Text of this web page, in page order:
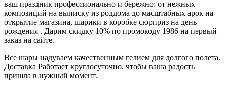
ваш праздник профессионально и бережно: от нежных
композиций на выписку из роддома до масштабных арок на
открытие магазина, шарики в коробке сюрприз на день
рождения . Дарим скидку 10% по промокоду 1986 на первый
заказ на сайте.
Все шары надуваем качественным гелием для долгого полета.
Доставка Работает круглосуточно, чтобы ваша радость
пришла в нужный момент.